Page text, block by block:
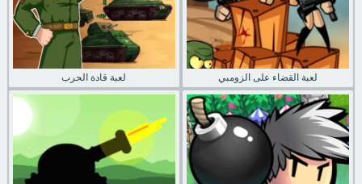
لعبة قادة الحرب لعبة القضاء على الزومبي